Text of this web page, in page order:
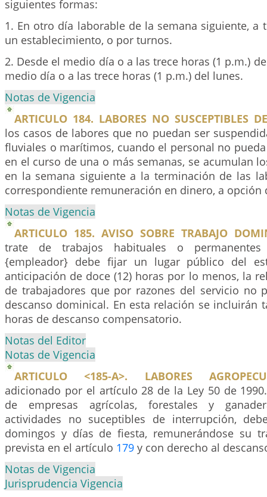
siguientes formas:
1. En otro día laborable de la semana siguiente, a
un establecimiento, o por turnos.
2. Desde el medio día o a las trece horas (1 p.m.)
medio día o a las trece horas (1 p.m.) del lunes.
Notas de Vigencia
ARTICULO 184. LABORES NO SUSCEPTIBLES
los casos de labores que no puedan ser
fluviales o marítimos, cuando el personal no
en el curso de una o más semanas, se acumulan
en la semana siguiente a la terminación de las
correspondiente remuneración en dinero, a opción
Notas de Vigencia
ARTICULO 185. AVISO SOBRE TRABAJO
trate de trabajos habituales o
{empleador} debe fijar un lugar público del
anticipación de doce (12) horas por lo menos, la
de trabajadores que por razones del servicio no
descanso dominical. En esta relación se incluirán
horas de descanso compensatorio.
Notas del Editor
Notas de Vigencia
ARTICULO <185-A>. LABORES
adicionado por el artículo 28 de la Ley 50 de
de empresas agrícolas, forestales y
actividades no suceptibles de interrupción,
domingos y días de fiesta, remunerándose su
prevista en el artículo 179 y con derecho al
Notas de Vigencia
Jurisprudencia Vigencia